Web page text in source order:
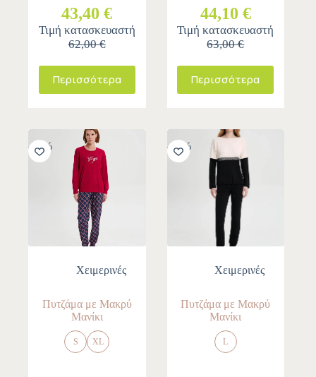
43,40 €
Τιμή κατασκευαστή
62,00 €
Περισσότερα
44,10 €
Τιμή κατασκευαστή
63,00 €
Περισσότερα
-30%
Χειμερινές
Πυτζάμα με Μακρύ
Μανίκι
S XL
-30%
Χειμερινές
Πυτζάμα με Μακρύ
Μανίκι
L